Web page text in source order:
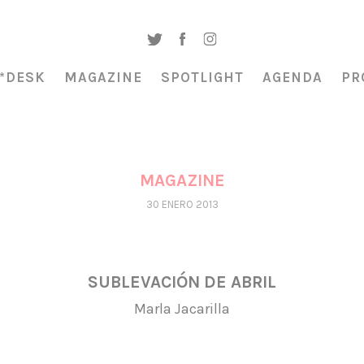
MAGAZINE SPOTLIGHT AGENDA
MAGAZINE
30 ENERO 2013
SUBLEVACIÓN DE ABRIL
Marla Jacarilla